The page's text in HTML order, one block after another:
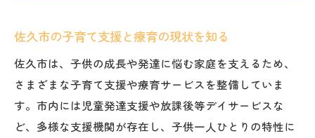
ント
療育開始のタイミングと佐久市のサポート
体制
子育ての壁に向き合う佐久市の療育活用術
グレーゾーンの子供への接し方を考える
佐久市の子育て支援と療育の現状を知る
佐久市は、子供の成長や発達に悩む家庭を支えるため、
さまざまな子育て支援や療育サービスを整備していま
す。市内には児童発達支援や放課後等デイサービスな
ど、多様な支援機関が存在し、子供一人ひとりの特性に